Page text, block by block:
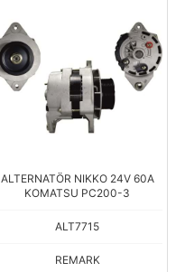
ALTERNATÖR NIKKO 24V 60A
KOMATSU PC200-3
ALT7715
REMARK